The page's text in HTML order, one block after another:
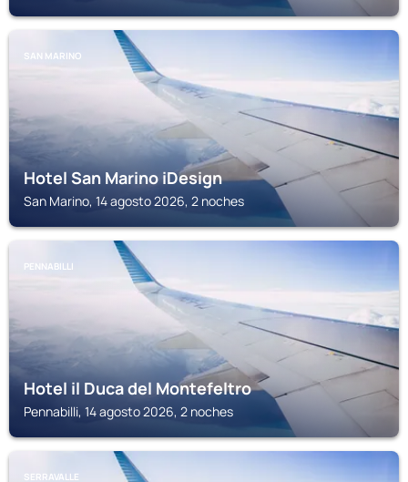
SAN MARINO
Hotel San Marino iDesign
San Marino, 14 agosto 2026, 2 noches
PENNABILLI
Hotel il Duca del Montefeltro
Pennabilli, 14 agosto 2026, 2 noches
SERRAVALLE